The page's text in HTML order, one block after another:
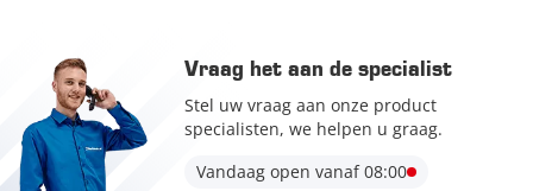
Vraag het aan de specialist
Stel uw vraag aan onze product
specialisten, we helpen u graag.
Vandaag open vanaf 08:00